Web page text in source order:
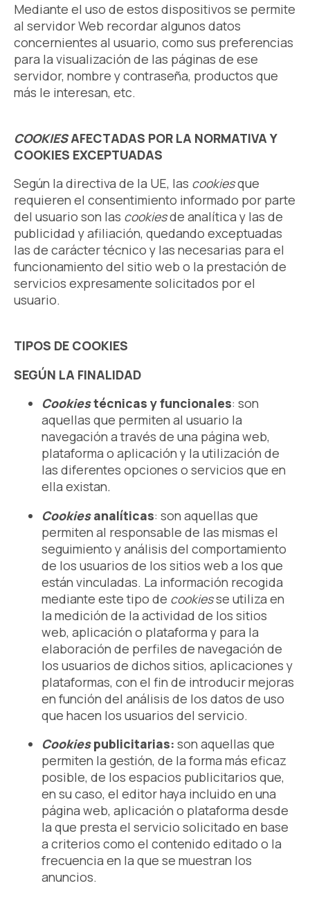
Mediante el uso de estos dispositivos se permite
al servidor Web recordar algunos datos
concernientes al usuario, como sus preferencias
para la visualización de las páginas de ese
servidor, nombre y contraseña, productos que
más le interesan, etc.
COOKIESAFECTADAS POR LA NORMATIVA Y
COOKIES EXCEPTUADAS
Según la directiva de la UE, las cookiesque
requieren el consentimiento informado por parte
del usuario son las cookiesde analítica y las de
publicidad y afiliación, quedando exceptuadas
las de carácter técnico y las necesarias para el
funcionamiento del sitio web o la prestación de
servicios expresamente solicitados por el
usuario.
TIPOS DE COOKIES
SEGÚN LA FINALIDAD
Cookiestécnicas y funcionales: son
aquellas que permiten al usuario la
navegación a través de una página web,
plataforma o aplicación y la utilización de
las diferentes opciones o servicios que en
ella existan.
Cookiesanalíticas: son aquellas que
permiten al responsable de las mismas el
seguimiento y análisis del comportamiento
de los usuarios de los sitios web a los que
están vinculadas. La información recogida
mediante este tipo de cookiesse utiliza en
la medición de la actividad de los sitios
web, aplicación o plataforma y para la
elaboración de perfiles de navegación de
los usuarios de dichos sitios, aplicaciones y
plataformas, con el fin de introducir mejoras
en función del análisis de los datos de uso
que hacen los usuarios del servicio.
Cookies publicitarias: son aquellas que
permiten la gestión, de la forma más eficaz
posible, de los espacios publicitarios que,
en su caso, el editor haya incluido en una
página web, aplicación o plataforma desde
la que presta el servicio solicitado en base
a criterios como el contenido editado o la
frecuencia en la que se muestran los
anuncios.